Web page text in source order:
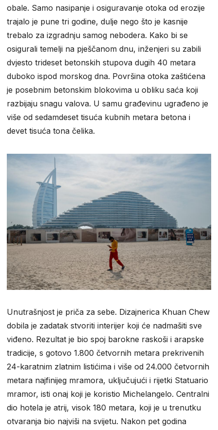
obale. Samo nasipanje i osiguravanje otoka od erozije
trajalo je pune tri godine, dulje nego što je kasnije
trebalo za izgradnju samog nebodera. Kako bi se
osigurali temelji na pješčanom dnu, inženjeri su zabili
dvjesto trideset betonskih stupova dugih 40 metara
duboko ispod morskog dna. Površina otoka zaštićena
je posebnim betonskim blokovima u obliku saća koji
razbijaju snagu valova. U samu građevinu ugrađeno je
više od sedamdeset tisuća kubnih metara betona i
devet tisuća tona čelika.
Unutrašnjost je priča za sebe. Dizajnerica Khuan Chew
dobila je zadatak stvoriti interijer koji će nadmašiti sve
viđeno. Rezultat je bio spoj barokne raskoši i arapske
tradicije, s gotovo 1.800 četvornih metara prekrivenih
24-karatnim zlatnim listićima i više od 24.000 četvornih
metara najfinijeg mramora, uključujući i rijetki Statuario
mramor, isti onaj koji je koristio Michelangelo. Centralni
dio hotela je atrij, visok 180 metara, koji je u trenutku
otvaranja bio najviši na svijetu. Nakon pet godina